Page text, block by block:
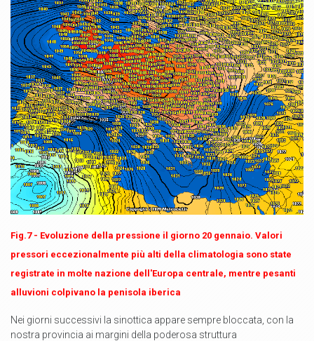
Fig.7 - Evoluzione della pressione il giorno 20 gennaio. Valori
pressori eccezionalmente più alti della climatologia sono state
registrate in molte nazione dell'Europa centrale, mentre pesanti
alluvioni colpivano la penisola iberica
Nei giorni successivi la sinottica appare sempre bloccata, con la
nostra provincia ai margini della poderosa struttura